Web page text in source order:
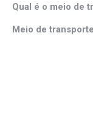
Qual é o meio de
Meio de